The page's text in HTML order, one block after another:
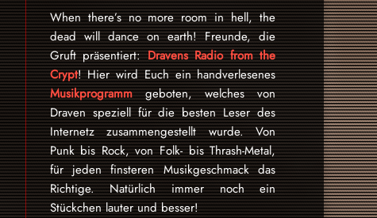
When there’s no more room in hell, the
dead will dance on earth! Freunde, die
Gruft präsentiert:Dravens Radio from the
Crypt! Hier wird Euch ein handverlesenes
Musikprogrammgeboten, welches von
Draven speziell für die besten Leser des
Internetz zu­sammen­ge­stellt wurde. Von
Punk bis Rock, von Folk- bis Thrash-Metal,
für je­den finsteren Mu­sik­ge­schmack das
Rich­tige. Natürlich immer noch ein
Stückchen lauter und besser!